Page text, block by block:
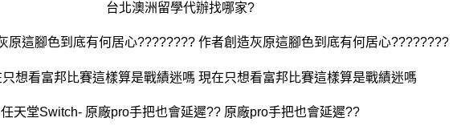
台北澳洲留學代辦找哪家?
原這腳色到底有何居心???????? 作者創造灰原這腳色到底有何居心????????
想看富邦比賽這樣算是戰績迷嗎 現在只想看富邦比賽這樣算是戰績迷嗎
任天堂Switch- 原廠pro手把也會延遲?? 原廠pro手把也會延遲??